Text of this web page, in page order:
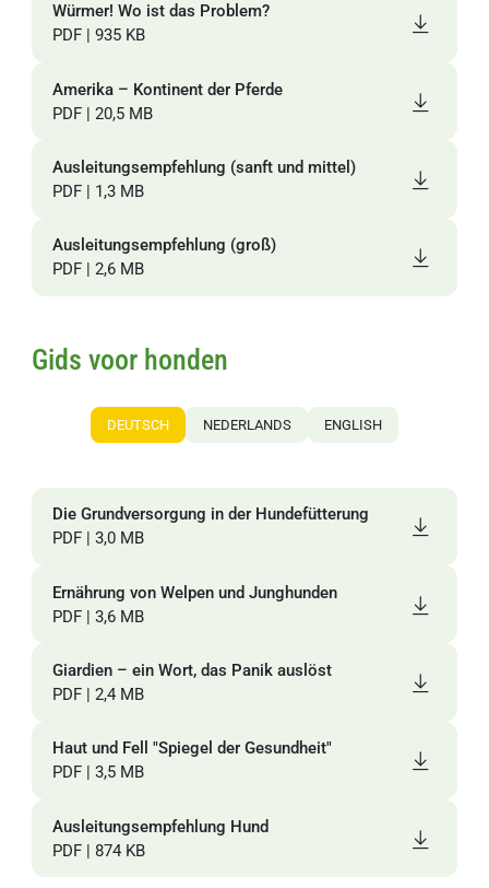
Würmer! Wo ist das Problem?
PDF | 935 KB
Amerika – Kontinent der Pferde
PDF | 20,5 MB
Ausleitungsempfehlung (sanft und mittel)
PDF | 1,3 MB
Ausleitungsempfehlung (groß)
PDF | 2,6 MB
DEUTSCH NEDERLANDS ENGLISH
Gids voor honden
Die Grundversorgung in der Hundefütterung
PDF | 3,0 MB
Ernährung von Welpen und Junghunden
PDF | 3,6 MB
Giardien – ein Wort, das Panik auslöst
PDF | 2,4 MB
Haut und Fell "Spiegel der Gesundheit"
PDF | 3,5 MB
Ausleitungsempfehlung Hund
PDF | 874 KB